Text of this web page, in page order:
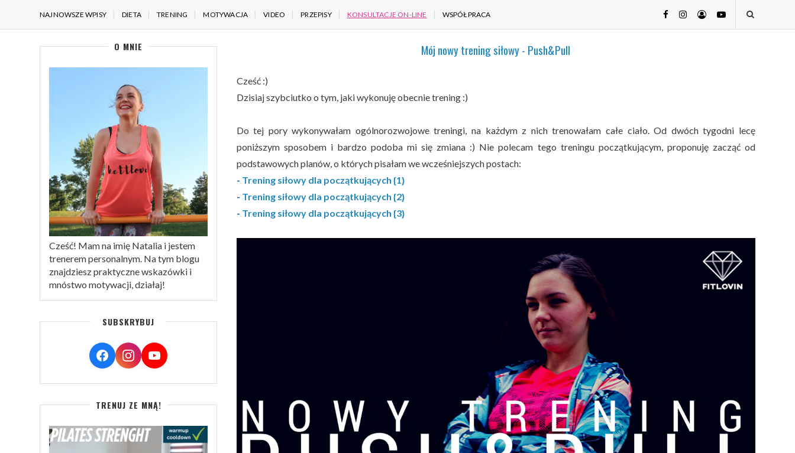
NAJNOWSZE WPISY DIETA TRENING MOTYWACJA VIDEO PRZEPISY KONSULTACJE ON-LINE WSPÓŁPRACA
Mój nowy trening siłowy - Push&Pull
Cześć :)
Dzisiaj szybciutko o tym, jaki wykonuję obecnie trening :)
Do tej pory wykonywałam ogólnorozwojowe treningi, na każdym z nich trenowałam całe ciało. Od dwóch tygodni lecę
poniższym sposobem i bardzo podoba mi się zmiana :) Nie polecam tego treningu początkującym, proponuję zacząć od
podstawowych planów, o których pisałam we wcześniejszych postach:
- Trening siłowy dla początkujących {1}
- Trening siłowy dla początkujących {2}
- Trening siłowy dla początkujących {3}
O MNIE
Cześć! Mam na imię Natalia i jestem
trenerem personalnym. Na tym blogu
znajdziesz praktyczne wskazówki i
mnóstwo motywacji, działaj!
SUBSKRYBUJ
TRENUJ ZE MNĄ!